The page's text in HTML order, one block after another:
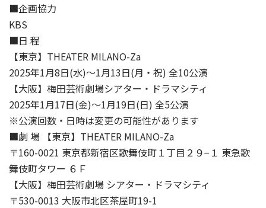
■企画協力
KBS
■日 程
【東京】THEATER MILANO-Za
2025年1月8日(水)～1月13日(月・祝) 全10公演
【大阪】梅田芸術劇場シアター・ドラマシティ
2025年1月17日(金)～1月19日(日) 全5公演
※公演回数・日時は変更の可能性があります
■劇 場 【東京】THEATER MILANO-Za
〒160-0021 東京都新宿区歌舞伎町１丁目２９−１ 東急歌
舞伎町タワー ６Ｆ
【大阪】梅田芸術劇場 シアター・ドラマシティ
〒530-0013 大阪市北区茶屋町19-1